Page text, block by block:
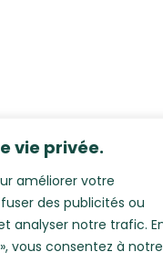
vie privée.
améliorer votre
des publicités ou
analyser notre trafic.
vous consentez à notre